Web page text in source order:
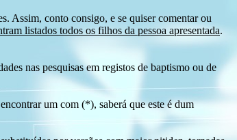
Assim, conto consigo, e se quiser comentar ou
listados todos os filhos da pessoa apresentada.
nas pesquisas em registos de baptismo ou de
um com (*), saberá que este é dum